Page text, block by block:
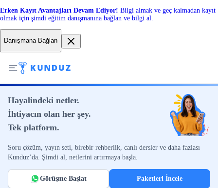
Erken Kayıt Avantajları Devam Ediyor! Bilgi almak ve geç kalmadan kayıt
olmak için şimdi eğitim danışmanına bağlan ve bilgi al.
Danışmana Bağlan
Hayalindeki netler.
İhtiyacın olan her şey.
Tek platform.
Soru çözüm, yayın seti, birebir rehberlik, canlı dersler ve daha fazlası
Kunduz’da. Şimdi al, netlerini artırmaya başla.
Görüşme Başlat Paketleri İncele